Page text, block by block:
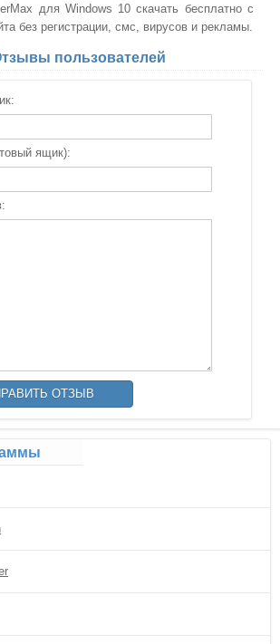
для Windows 10 скачать бесплатно с
без регистрации, смс, вирусов и рекламы.
пользователей
ящик):